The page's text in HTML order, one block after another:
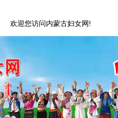
欢迎您访问内蒙古妇女网!